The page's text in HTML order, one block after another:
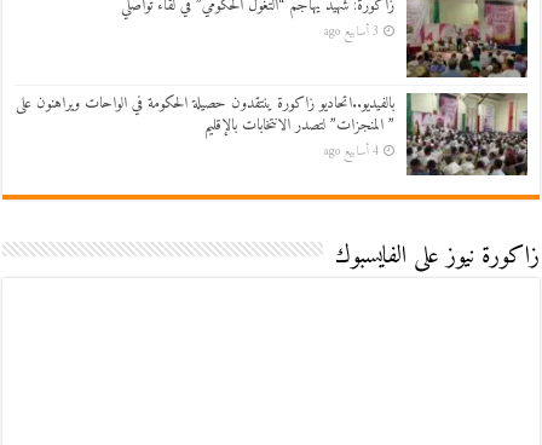
3 أسابيع ago
بالفيديو..اتحاديو زاكورة ينتقدون حصيلة الحكومة في الواحات ويراهنون على
” المنجزات” لتصدر الانتخابات بالإقليم
4 أسابيع ago
زاكورة نيوز على الفايسبوك